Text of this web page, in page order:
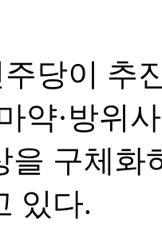
당이 추
약·방위
을 구체화
있다.